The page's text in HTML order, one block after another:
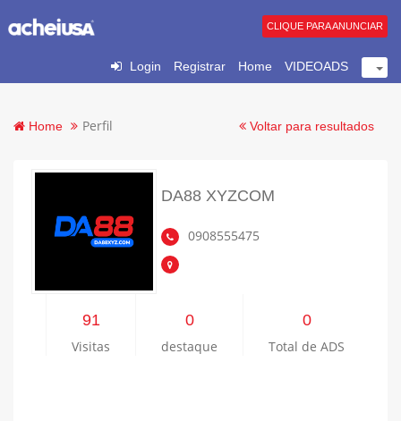
Login Registrar Home VIDEOADS
CLIQUE PARA ANUNCIAR
Home Perfil Voltar para resultados
DA88 XYZCOM
0908555475
91
Visitas
0
destaque
0
Total de ADS